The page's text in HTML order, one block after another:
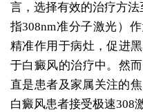
言，选择有效的治疗方
指308nm准分子激光）
精准作用于病灶，促进
于白癜风的治疗中。然
直是患者及家属关注的
白癜风患者接受极速308